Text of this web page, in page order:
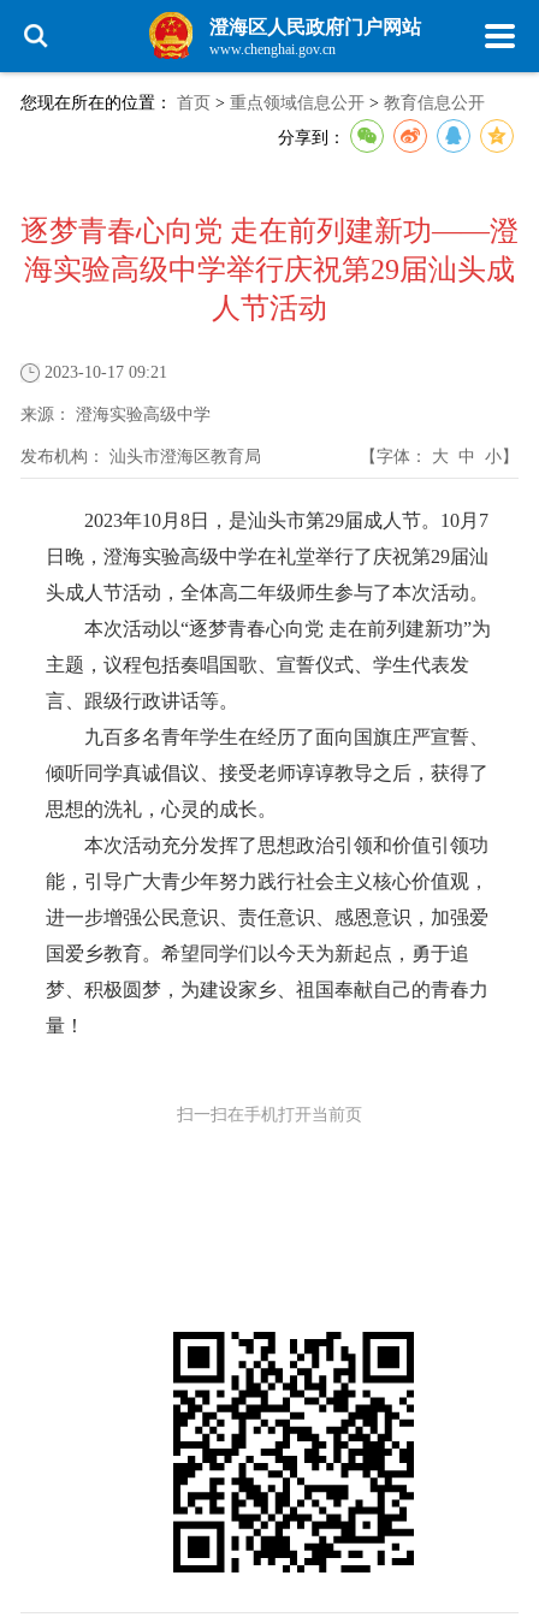
澄海区人民政府门户网站
www.chenghai.gov.cn
您现在所在的位置： 首页 > 重点领域信息公开 > 教育信息公开
分享到：
逐梦青春心向党 走在前列建新功——澄
海实验高级中学举行庆祝第29届汕头成
人节活动
2023-10-17 09:21
来源： 澄海实验高级中学
发布机构： 汕头市澄海区教育局 【字体： 大 中 小】
2023年10月8日，是汕头市第29届成人节。10月7
日晚，澄海实验高级中学在礼堂举行了庆祝第29届汕
头成人节活动，全体高二年级师生参与了本次活动。
本次活动以“逐梦青春心向党 走在前列建新功”为
主题，议程包括奏唱国歌、宣誓仪式、学生代表发
言、跟级行政讲话等。
九百多名青年学生在经历了面向国旗庄严宣誓、
倾听同学真诚倡议、接受老师谆谆教导之后，获得了
思想的洗礼，心灵的成长。
本次活动充分发挥了思想政治引领和价值引领功
能，引导广大青少年努力践行社会主义核心价值观，
进一步增强公民意识、责任意识、感恩意识，加强爱
国爱乡教育。希望同学们以今天为新起点，勇于追
梦、积极圆梦，为建设家乡、祖国奉献自己的青春力
量！
扫一扫在手机打开当前页